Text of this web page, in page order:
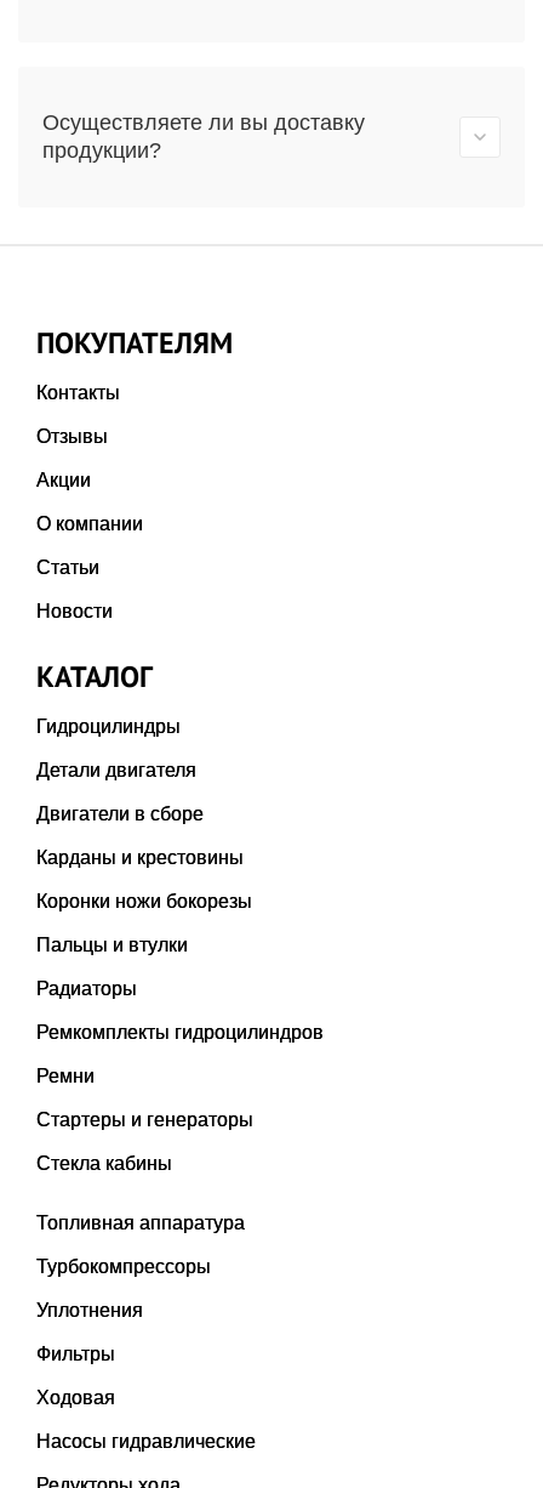
Осуществляете ли вы доставку
продукции?
ПОКУПАТЕЛЯМ
Контакты
Отзывы
Акции
О компании
Статьи
Новости
КАТАЛОГ
Гидроцилиндры
Детали двигателя
Двигатели в сборе
Карданы и крестовины
Коронки ножи бокорезы
Пальцы и втулки
Радиаторы
Ремкомплекты гидроцилиндров
Ремни
Стартеры и генераторы
Стекла кабины
Топливная аппаратура
Турбокомпрессоры
Уплотнения
Фильтры
Ходовая
Насосы гидравлические